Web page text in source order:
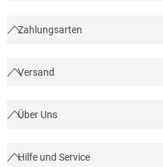
Zahlungsarten
Versand
Über Uns
Hilfe und Service